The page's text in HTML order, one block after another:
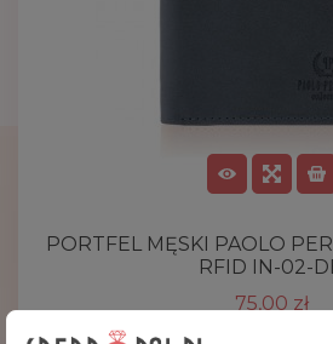
PORTFEL MĘSKI PAOLO
RFID IN-02-
75,00 zł